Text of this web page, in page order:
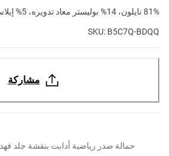
81% نايلون، 14% بوليستر معاد تدويره، 5% إيلاستان
SKU: B5C7Q-BDQQ
مشاركة
حمالة صدر رياضية أدابت بنقشة جلد فهد